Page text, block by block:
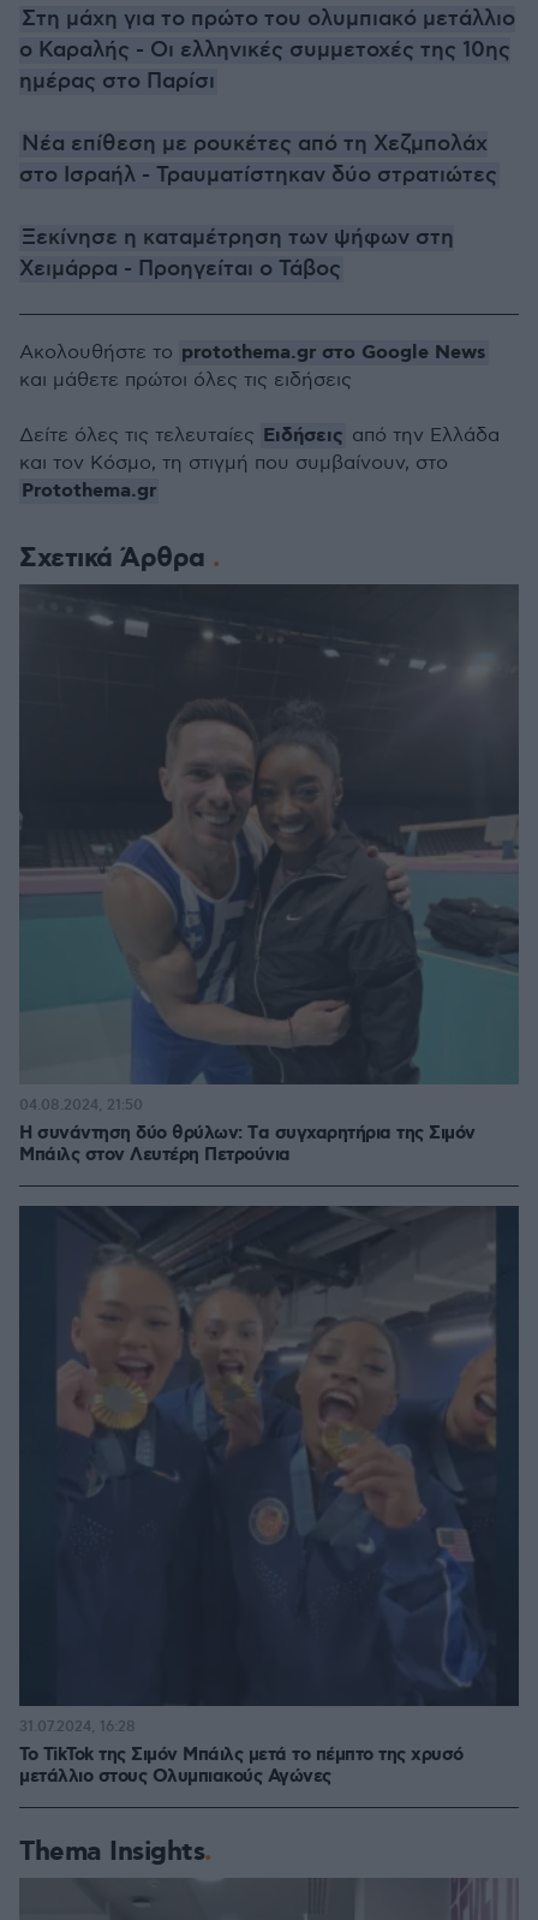
Στη μάχη για το πρώτο του ολυμπιακό μετάλλιο
ο Καραλής - Οι ελληνικές συμμετοχές της 10ης
ημέρας στο Παρίσι
Νέα επίθεση με ρουκέτες από τη Χεζμπολάχ
στο Ισραήλ - Τραυματίστηκαν δύο στρατιώτες
Ξεκίνησε η καταμέτρηση των ψήφων στη
Χειμάρρα - Προηγείται ο Τάβος
Σχετικά Άρθρα
Η συνάντηση δύο θρύλων: Tα συγχαρητήρια της Σιμόν
Μπάιλς στον Λευτέρη Πετρούνια
04.08.2024, 21:50
Το TikTok της Σιμόν Μπάιλς μετά το πέμπτο της χρυσό
μετάλλιο στους Ολυμπιακούς Αγώνες
31.07.2024, 16:28
Thema Insights
Ακολουθήστε το protothema.gr στο Google News
και μάθετε πρώτοι όλες τις ειδήσεις
Δείτε όλες τις τελευταίες Ειδήσεις από την Ελλάδα
και τον Κόσμο, τη στιγμή που συμβαίνουν, στο
Protothema.gr